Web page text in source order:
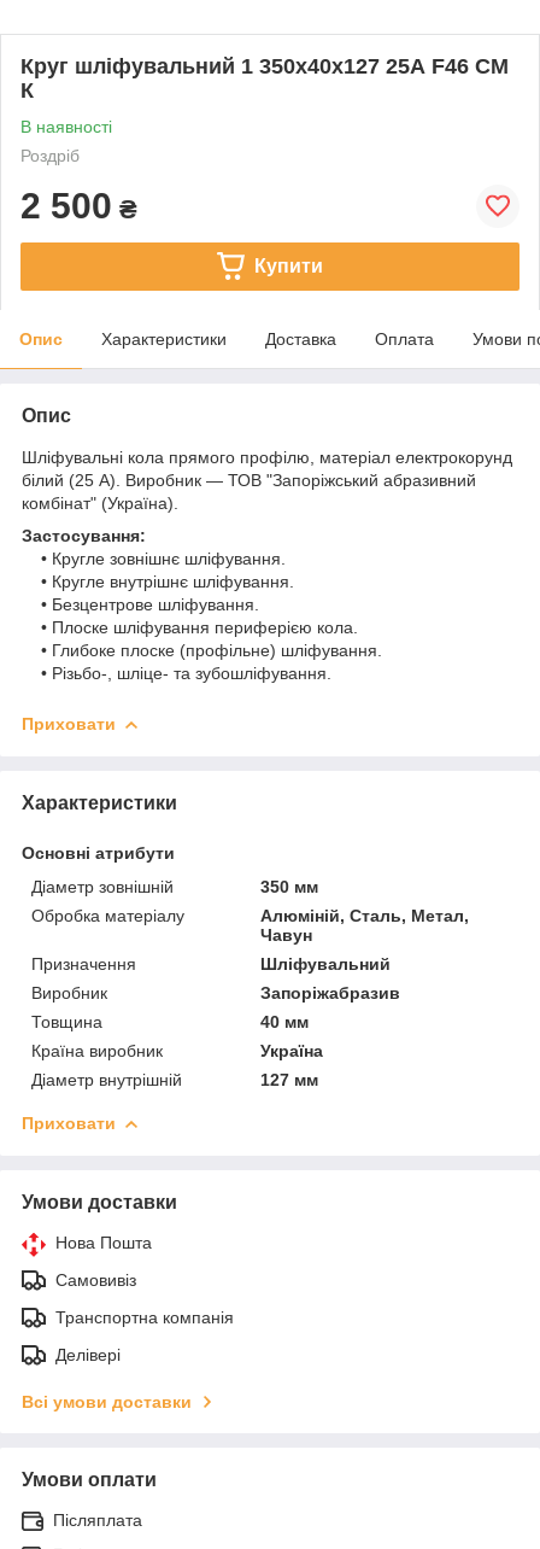
Круг шліфувальний 1 350х40х127 25А F46 СМ
К
В наявності
Роздріб
2 500 ₴
Купити
Опис Характеристики Доставка Оплата Умови
Опис
Шліфувальні кола прямого профілю, матеріал електрокорунд
білий (25 А). Виробник — ТОВ "Запоріжський абразивний
комбінат" (Україна).
Застосування:
• Кругле зовнішнє шліфування.
• Кругле внутрішнє шліфування.
• Безцентрове шліфування.
• Плоске шліфування периферією кола.
• Глибоке плоске (профільне) шліфування.
• Різьбо-, шліце- та зубошліфування.
Приховати
Характеристики
Основні атрибути
Діаметр зовнішній
350 мм
Обробка матеріалу
Алюміній, Сталь, Метал,
Чавун
Призначення
Шліфувальний
Виробник
Запоріжабразив
Товщина
40 мм
Країна виробник
Україна
Діаметр внутрішній
127 мм
Приховати
Умови доставки
Нова Пошта
Самовивіз
Транспортна компанія
Делівері
Всі умови доставки
Умови оплати
Післяплата